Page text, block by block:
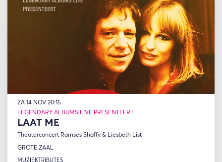
LAAT ME
Theaterconcert Ramses Shaffy & Liesbeth List
LEGENDARY ALBUMS LIVE PRESENTEERT
ZA 14 NOV 20:15
GROTE ZAAL
MUZIEK TRIBUTES